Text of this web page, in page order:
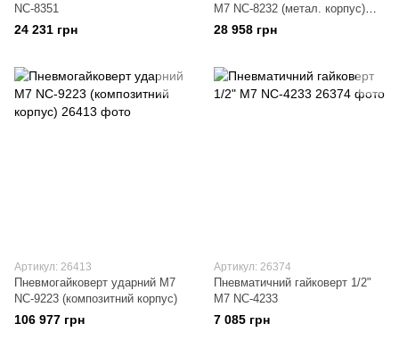
NC-8351
24 231 грн
M7 NC-8232 (метал. корпус)
подовжений
28 958 грн
Артикул: 26413
Пневмогайковерт ударний M7
NC-9223 (композитний корпус)
106 977 грн
Артикул: 26374
Пневматичний гайковерт 1/2"
M7 NC-4233
7 085 грн